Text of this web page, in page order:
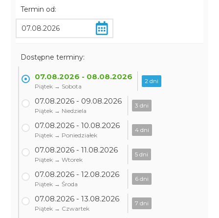
Termin od:
Dostępne terminy:
07.08.2026 - 08.08.2026
Piątek → Sobota
2 dni
07.08.2026 - 09.08.2026
Piątek → Niedziela
3 dni
07.08.2026 - 10.08.2026
Piątek → Poniedziałek
4 dni
07.08.2026 - 11.08.2026
Piątek → Wtorek
5 dni
07.08.2026 - 12.08.2026
Piątek → Środa
6 dni
07.08.2026 - 13.08.2026
Piątek → Czwartek
7 dni